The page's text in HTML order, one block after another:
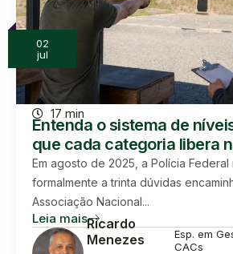
02
jul
17 min
Entenda o sistema de
que cada categoria libera
Em agosto de 2025, a Polícia
formalmente a trinta dúvidas
Associação Nacional...
Leia maisRicardo
Menezes
Esp. em
CACs